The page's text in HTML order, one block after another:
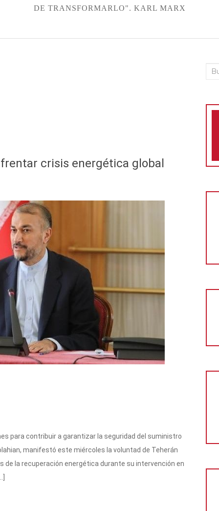
DE TRANSFORMARLO". KARL MARX
crisis energética global
para contribuir a garantizar la seguridad del suministro
manifestó este miércoles la voluntad de Teherán
de la recuperación energética durante su intervención en